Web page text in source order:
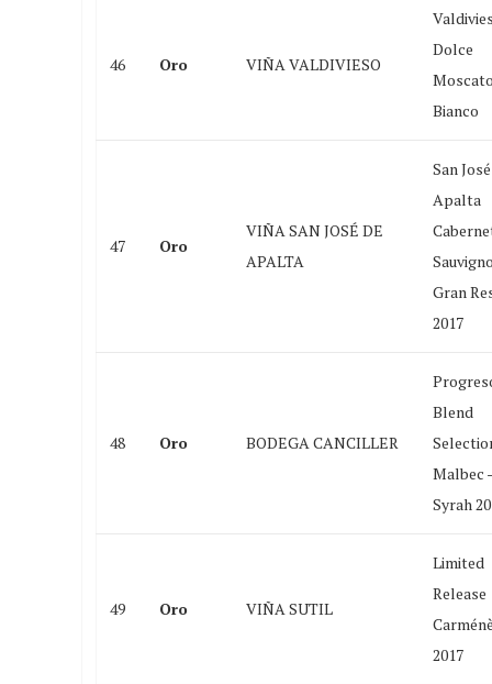
46 Oro VIÑA VALDIVIESO
Dolce
Bianco
47 Oro
VIÑA SAN JOSÉ DE
APALTA
San
Apalta
Gran
2017
48 Oro BODEGA CANCILLER
Blend
Malbec
Syrah
49 Oro VIÑA SUTIL
Limited
Release
2017